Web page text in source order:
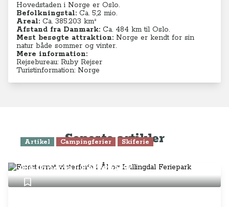
Hovedstaden i Norge er Oslo.
Befolkningstal: Ca. 5,2 mio.
Areal: Ca. 385.203 km²
Afstand fra Danmark: Ca. 484 km til Oslo.
Mest besøgte attraktion: Norge er kendt for sin
natur både sommer og vinter.
Mere information:
Rejsebureau: Ruby Rejser
Turistinformation: Norge
Seneste artikler
Artikel Campingferier Skiferie
Hallingdal Feriepark